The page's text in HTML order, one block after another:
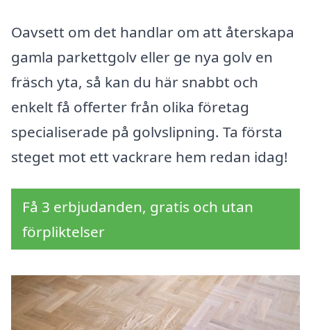
Oavsett om det handlar om att återskapa
gamla parkettgolv eller ge nya golv en
fräsch yta, så kan du här snabbt och
enkelt få offerter från olika företag
specialiserade på golvslipning. Ta första
steget mot ett vackrare hem redan idag!
Få 3 erbjudanden, gratis och utan
förpliktelser